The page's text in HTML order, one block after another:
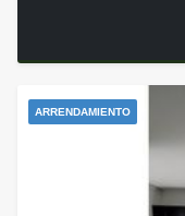
ARRENDAMIENTO